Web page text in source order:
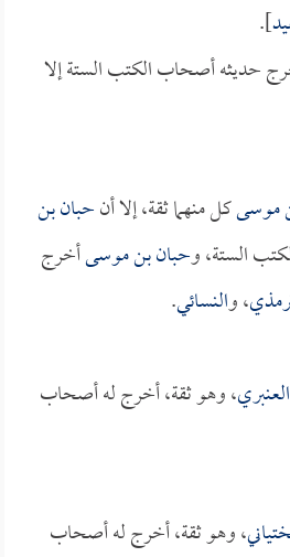
].
حديثه أصحاب الكتب الستة إلا
موسىكل منهما ثقة، إلا أنحبان بن
الستة، وحبان بن موسىأخرج
، والنسائي.
، وهو ثقة، أخرج له أصحاب
، وهو ثقة، أخرج له أصحاب